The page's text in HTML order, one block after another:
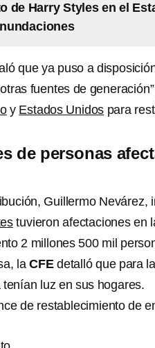
de Harry Styles en el
que ya puso a
fuentes de
y Estados Unidos para
de personas
Guillermo Nevárez,
tuvieron afectaciones en
2 millones 500 mil
laCFEdetalló que para
luz en sus hogares.
de restablecimiento de